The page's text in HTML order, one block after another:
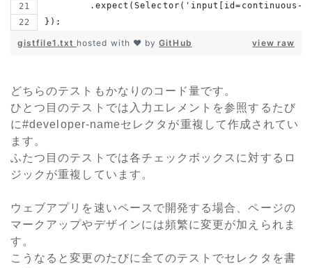
.expect(Selector('input[id=continuous-
});
view raw
gistfile1.txt hosted with ❤ byGitHub
どちらのテストもかなりのコード量です。
ひとつ目のテストでは入力エレメントを参照するたび
に#developer-nameセレクタが重複して作成されてい
ます。
ふたつ目のテストでは各チェックボックスに対するロ
ジックが重複しています。
ウェブアプリを速いペースで開発する場合、ページの
マークアップやデザインには頻繁に変更が加えられま
す。
こうなると変更のたびに全てのテストでセレクタを書